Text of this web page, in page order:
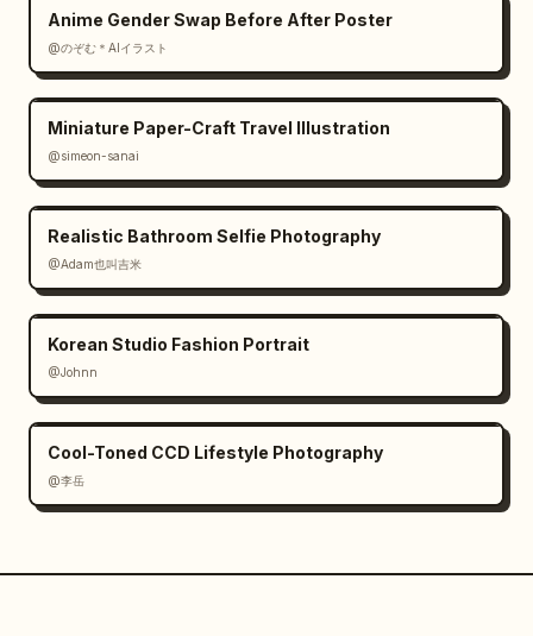
Anime Gender Swap Before After Poster
@のぞむ＊AIイラスト
Miniature Paper-Craft Travel Illustration
@simeon-sanai
Realistic Bathroom Selfie Photography
@Adam也叫吉米
Korean Studio Fashion Portrait
@Johnn
Cool-Toned CCD Lifestyle Photography
@李岳